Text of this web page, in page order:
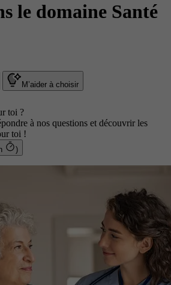
le domaine Santé
M’aider à choisir
toi ?
à nos questions et découvrir les
toi !
)